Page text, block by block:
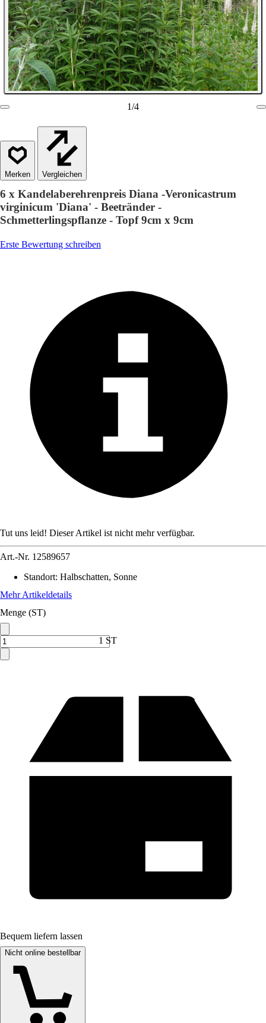
1/4
Vergleichen
6 x Kandelaberehrenpreis Diana -Veronicastrum
virginicum 'Diana' - Beetränder -
Schmetterlingspflanze - Topf 9cm x 9cm
Erste Bewertung schreiben
Tut uns leid! Dieser Artikel ist nicht mehr verfügbar.
Art.-Nr. 12589657
Standort: Halbschatten, Sonne
Mehr Artikeldetails
Menge (ST)
1 ST
Bequem liefern lassen
Nicht online bestellbar